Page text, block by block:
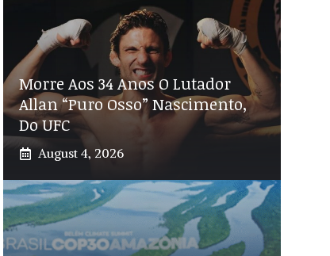
Morre Aos 34 Anos O Lutador
Allan “Puro Osso” Nascimento,
Do UFC
August 4, 2026